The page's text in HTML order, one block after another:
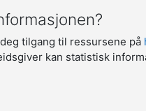
tilgang til ressursene på
kan statistisk